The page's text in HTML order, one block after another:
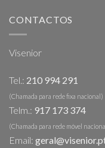
CONTACTOS
Visenior
Tel.: 210 994 291
(Chamada para rede fixa nacional)
Telm.: 917 173 374
(Chamada para rede móvel
Email: